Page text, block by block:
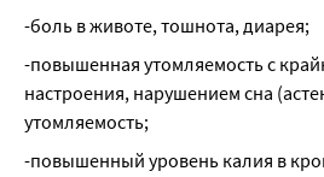
-боль в животе, тошнота, диарея;
-повышенная утомляемость с
настроения, нарушением сна
утомляемость;
-повышенный уровень калия в